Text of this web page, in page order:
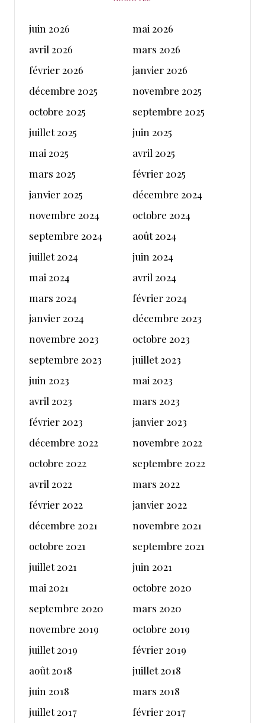
juin 2026
mai 2026
avril 2026
mars 2026
février 2026
janvier 2026
décembre 2025
novembre 2025
octobre 2025
septembre 2025
juillet 2025
juin 2025
mai 2025
avril 2025
mars 2025
février 2025
janvier 2025
décembre 2024
novembre 2024
octobre 2024
septembre 2024
août 2024
juillet 2024
juin 2024
mai 2024
avril 2024
mars 2024
février 2024
janvier 2024
décembre 2023
novembre 2023
octobre 2023
septembre 2023
juillet 2023
juin 2023
mai 2023
avril 2023
mars 2023
février 2023
janvier 2023
décembre 2022
novembre 2022
octobre 2022
septembre 2022
avril 2022
mars 2022
février 2022
janvier 2022
décembre 2021
novembre 2021
octobre 2021
septembre 2021
juillet 2021
juin 2021
mai 2021
octobre 2020
septembre 2020
mars 2020
novembre 2019
octobre 2019
juillet 2019
février 2019
août 2018
juillet 2018
juin 2018
mars 2018
juillet 2017
février 2017